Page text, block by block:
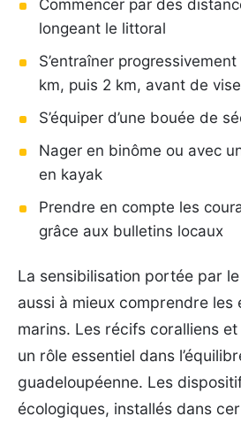
Commencer par des
longeant le littoral
S’entraîner
km, puis 2 km, avant de
S’équiper d’une bouée de
Nager en binôme ou avec
en kayak
Prendre en compte les
grâce aux bulletins locaux
La sensibilisation portée par
aussi à mieux comprendre les
marins. Les récifs coralliens
un rôle essentiel dans
guadeloupéenne. Les
écologiques, installés dans